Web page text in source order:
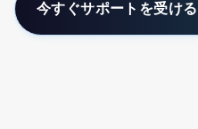
今すぐサポートを受ける